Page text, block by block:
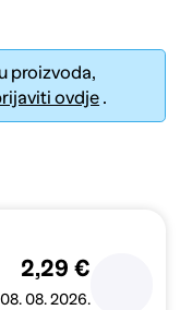
proizvoda,
ovdje .
2,29 €
08. 08. 2026.